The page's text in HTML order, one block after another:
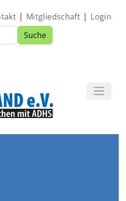
Suche
| Mitgliedschaft | Login